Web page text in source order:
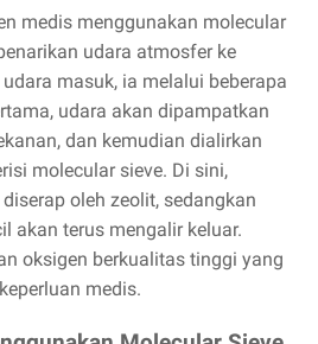
medis menggunakan molecular
udara atmosfer ke
masuk, ia melalui beberapa
udara akan dipampatkan
dan kemudian dialirkan
molecular sieve. Di sini,
oleh zeolit, sedangkan
akan terus mengalir keluar.
oksigen berkualitas tinggi yang
medis.